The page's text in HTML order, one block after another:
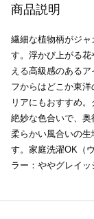
商品説明
繊細な植物柄がジ
す。浮かび上がる
える高級感のある
フからはどこか東
リアにもおすすめ
絶妙な色合いで、
柔らかい風合いの
す。家庭洗濯OK（
ラー：ややグレイ